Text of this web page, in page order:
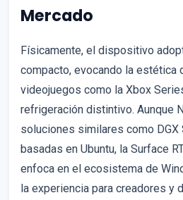
Mercado
Físicamente, el dispositivo
compacto, evocando la estética
videojuegos como la Xbox
refrigeración distintivo. Aunque
soluciones similares como DGX
basadas en Ubuntu, la Surface
enfoca en el ecosistema de
la experiencia para creadores y